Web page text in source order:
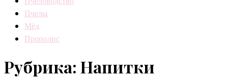
Пчелы
Мёд
Прополис
Рубрика: Напитки